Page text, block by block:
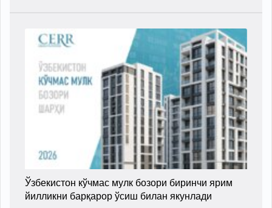
Ўзбекистон кўчмас мулк бозори биринчи ярим
йилликни барқарор ўсиш билан якунлади